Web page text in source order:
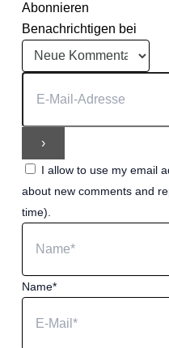
Abonnieren
Benachrichtigen bei
I allow to use my email
about new comments and
time).
Name*